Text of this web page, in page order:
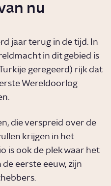
nu
jaar terug in de tijd. In
in dit gebied is
geregeerd) rijk dat
Wereldoorlog
die verspreid over de
krijgen in het
is ook de plek waar het
eerste eeuw, zijn